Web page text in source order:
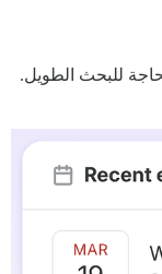
للبحث الطويل.